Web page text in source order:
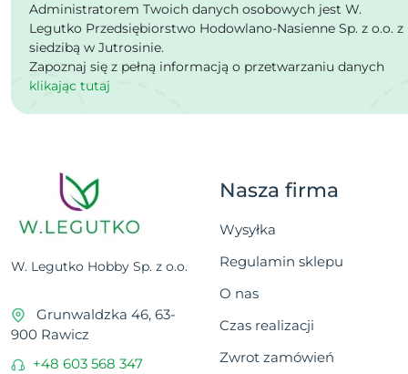
Administratorem Twoich danych osobowych jest W.
Legutko Przedsiębiorstwo Hodowlano-Nasienne Sp. z o.o. z
siedzibą w Jutrosinie.
Zapoznaj się z pełną informacją o przetwarzaniu danych
klikając tutaj
W. Legutko Hobby Sp. z o.o.
Grunwaldzka 46, 63-
900 Rawicz
+48 603 568 347
Nasza firma
Wysyłka
Regulamin sklepu
O nas
Czas realizacji
Zwrot zamówień